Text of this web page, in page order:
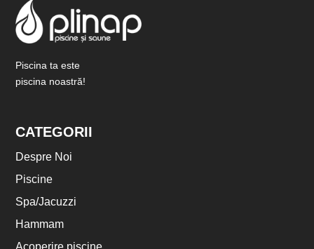
Piscina ta este
piscina noastră!
CATEGORII
Despre Noi
Piscine
Spa/Jacuzzi
Hammam
Acoperire piscine